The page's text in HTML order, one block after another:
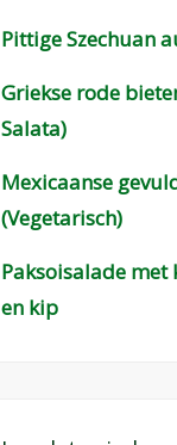
Pittige Szechuan
Griekse rode
Salata)
Mexicaanse
(Vegetarisch)
Paksoisalade
en kip